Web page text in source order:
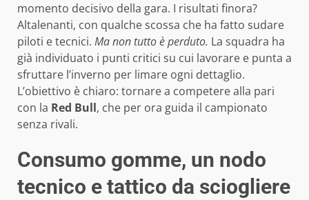
momento decisivo della gara. I risultati finora?
Altalenanti, con qualche scossa che ha fatto sudare
piloti e tecnici. Ma non tutto è perduto. La squadra ha
già individuato i punti critici su cui lavorare e punta a
sfruttare l’inverno per limare ogni dettaglio.
L’obiettivo è chiaro: tornare a competere alla pari
con la Red Bull, che per ora guida il campionato
senza rivali.
Consumo gomme, un nodo
tecnico e tattico da sciogliere